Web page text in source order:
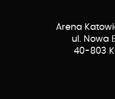
Arena
ul. Nowa
40-803